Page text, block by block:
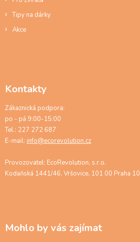
Tipy na dárky
Akce
Kontakty
Zákaznická podpora:
po - pá 9:00-15:00
Tel.: 227 272 687
E-mail: info@ecorevolution.cz
Provozovatel: EcoRevolution, s.r.o.
Kodaňská 1441/46, Vršovice, 101 00 Praha 10
Mohlo by vás zajímat